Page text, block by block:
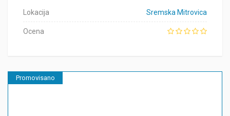
Lokacija Sremska Mitrovica
Ocena
Promovisano